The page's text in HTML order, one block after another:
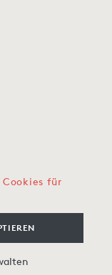
Cookies für